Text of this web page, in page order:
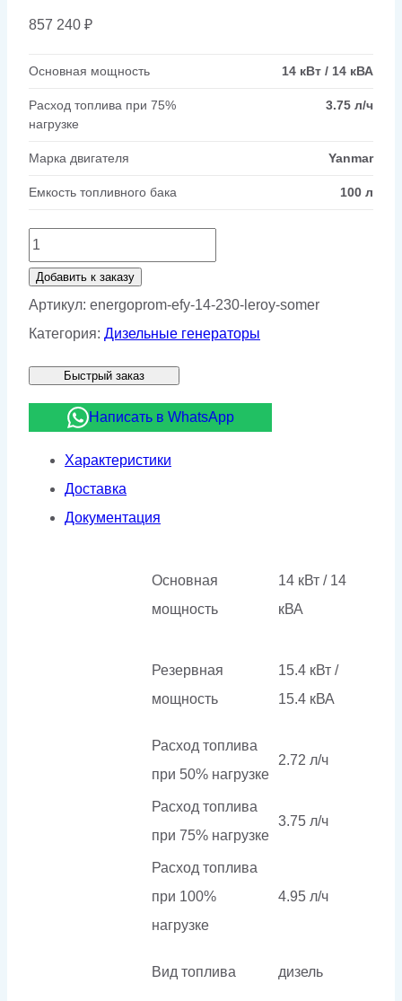
857 240 ₽
Основная мощность 14 кВт / 14 кВА
Расход топлива при 75%
нагрузке
3.75 л/ч
Марка двигателя Yanmar
Емкость топливного бака 100 л
Количество
товара
Дизельный
генератор
EFY
14/230
Somer)
Добавить к заказу
Артикул: energoprom-efy-14-230-leroy-somer
Категория: Дизельные генераторы
Быстрый заказ
Написать в WhatsApp
Характеристики
Доставка
Документация
Основная
мощность
14 кВт / 14
кВА
Резервная
мощность
15.4 кВт /
15.4 кВА
Расход топлива
при 50% нагрузке
2.72 л/ч
Расход топлива
при 75% нагрузке
3.75 л/ч
Расход топлива
при 100%
нагрузке
4.95 л/ч
Вид топлива дизель